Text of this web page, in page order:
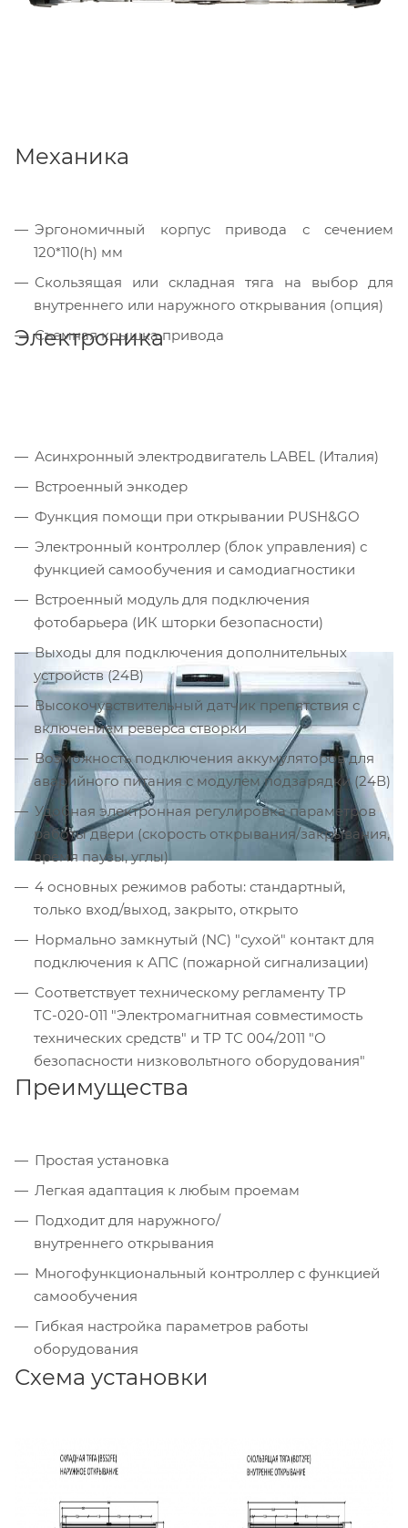
Механика
Эргономичный корпус привода с сечением
120*110(h) мм
Скользящая или складная тяга на выбор для
внутреннего или наружного открывания (опция)
Съемная крышка привода
Электроника
Асинхронный электродвигатель LABEL (Италия)
Встроенный энкодер
Функция помощи при открывании PUSH&GO
Электронный контроллер (блок управления) с
функцией самообучения и самодиагностики
Встроенный модуль для подключения
фотобарьера (ИК шторки безопасности)
Выходы для подключения дополнительных
устройств (24В)
Высокочувствительный датчик препятствия с
включением реверса створки
Возможность подключения аккумуляторов для
аварийного питания с модулем подзарядки (24В)
Удобная электронная регулировка параметров
работы двери (скорость открывания/закрывания,
время паузы, углы)
4 основных режимов работы: стандартный,
только вход/выход, закрыто, открыто
Нормально замкнутый (NC) "сухой" контакт для
подключения к АПС (пожарной сигнализации)
Соответствует техническому регламенту ТР
ТС-020-011 "Электромагнитная совместимость
технических средств" и ТР ТС 004/2011 "О
безопасности низковольтного оборудования"
Преимущества
Простая установка
Легкая адаптация к любым проемам
Подходит для наружного/
внутреннего открывания
Многофункциональный контроллер с функцией
самообучения
Гибкая настройка параметров работы
оборудования
Схема установки